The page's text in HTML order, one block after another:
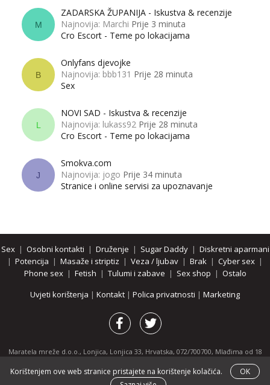
M
ZADARSKA ŽUPANIJA - Iskustva & recenzije
Najnovija: Marchi Prije 3 minuta
Cro Escort - Teme po lokacijama
B
Onlyfans djevojke
Najnovija: bbb131 Prije 28 minuta
Sex
L
NOVI SAD - Iskustva & recenzije
Najnovija: lukass92 Prije 28 minuta
Cro Escort - Teme po lokacijama
J
Smokva.com
Najnovija: jogo Prije 34 minuta
Stranice i online servisi za upoznavanje
Sex| Osobni kontakti | Druženje | Sugar Daddy| Diskretni aparmani
| Potencija | Masaže i striptiz | Veza / ljubav | Brak | Cyber sex |
Phone sex| Fetish | Tulumi i zabave | Sex shop | Ostalo
Uvjeti korištenja | Kontakt | Polica privatnosti | Marketing
Maratela mreže d.o.o., Lonjica, Lonjica 33, Hrvatska, 072/700700, Mlađima od 18
godina zabranjeno je pregledavanje stranice i svih njenih dijelova.
Partnerski portali:osobnikontakti.com|hotline.hr|ThePornDude.com
Korištenjem ove web stranice pristajete na korištenje kolačića.
OK